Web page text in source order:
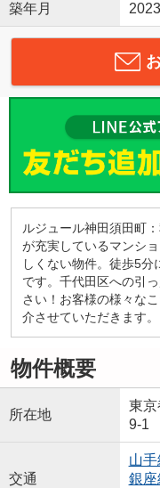
築年月
ルジュール神田須田町
が充実しているマンシ
しくない物件。徒歩5
です。千代田区への引
さい！お客様の様々な
介させていただきます。
物件概要
所在地
東京
9-1
交通
山手
銀座